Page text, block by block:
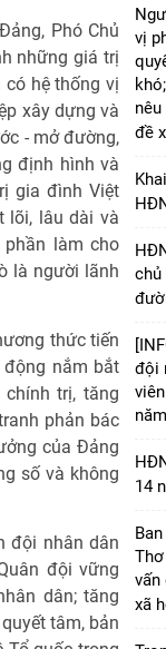
Phó Chủ
những giá trị
hệ thống vị
xây dựng và
- mở đường,
định hình và
gia đình Việt
lõi, lâu dài và
làm cho
là người lãnh
thức tiến
nắm bắt
trị, tăng
phản bác
của Đảng
số và không
đội nhân dân
đội vững
dân; tăng
tâm, bản
vị
đề
chủ
đội
14
vấn
xã